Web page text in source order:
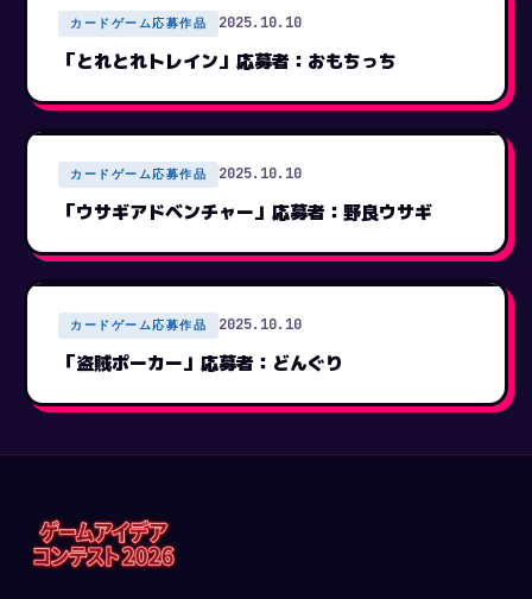
カードゲーム応募作品 2025.10.10
「とれとれトレイン」応募者：おもちっち
カードゲーム応募作品 2025.10.10
「ウサギアドベンチャー」応募者：野良ウサギ
カードゲーム応募作品 2025.10.10
「盗賊ポーカー」応募者：どんぐり